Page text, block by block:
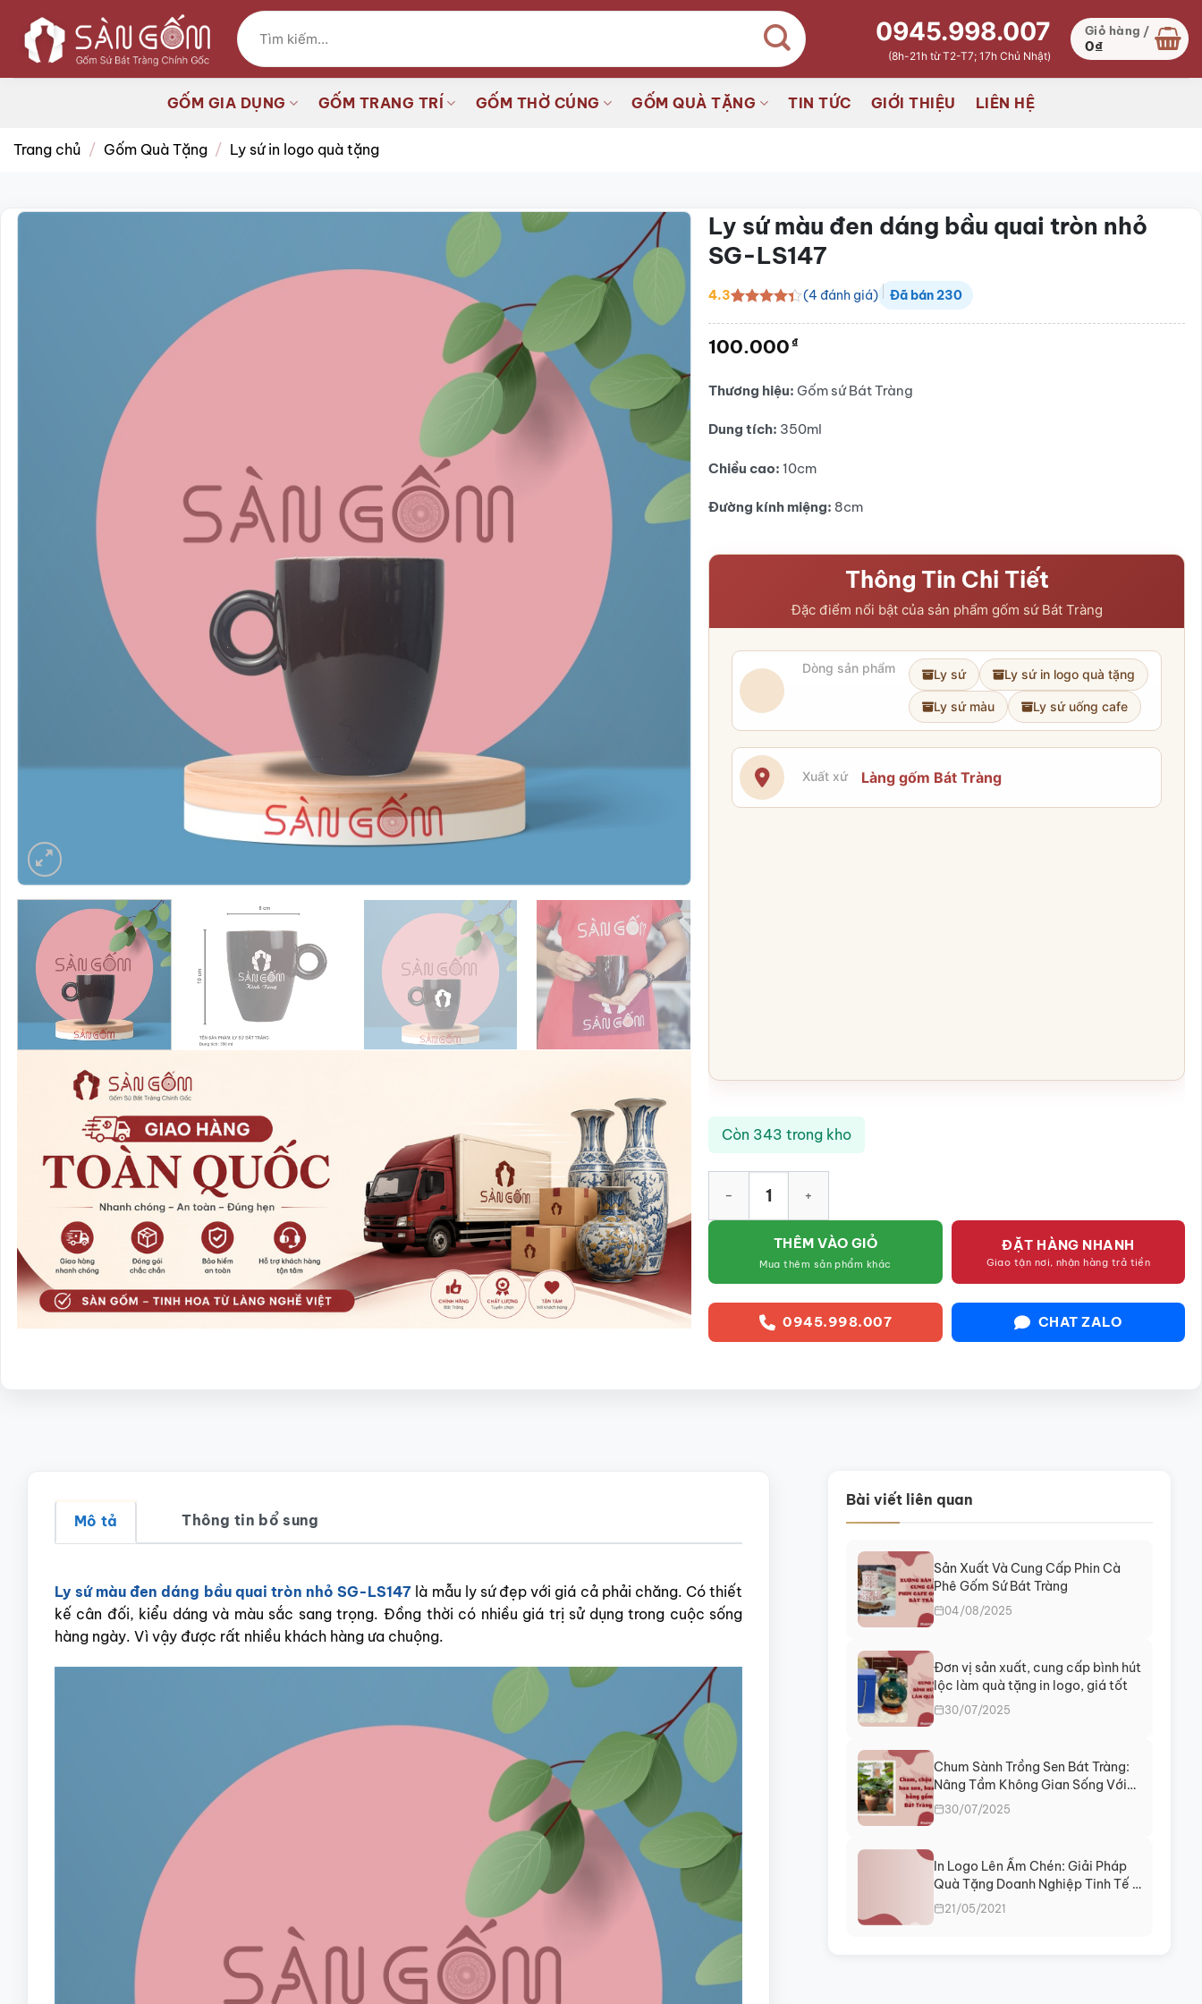
qua
dung
Tìm
kiếm:
0945.998.007
(8h-21h từ T2-T7; 17h Chủ Nhật)
Giỏ hàng /
0₫
GỐM GIA DỤNG GỐM TRANG TRÍ GỐM THỜ CÚNG GỐM QUÀ TẶNG TIN TỨC GIỚI THIỆU LIÊN HỆ
Trang chủ / Gốm Quà Tặng / Ly sứ in logo quà tặng
Ly sứ màu đen dáng bầu quai tròn nhỏ
SG-LS147
4.3
đánh giá
(4 đánh giá) Đã bán230
100.000 ₫
Thương hiệu: Gốm sứ Bát Tràng
Dung tích: 350ml
Chiều cao: 10cm
Đường kính miệng: 8cm
Thông Tin Chi Tiết
Đặc điểm nổi bật của sản phẩm gốm sứ Bát Tràng
Dòng sản phẩm Ly sứ Ly sứ in logo quà tặng
Ly sứ màu Ly sứ uống cafe
Xuất xứ Làng gốm Bát Tràng
Còn 343 trong kho
THÊM VÀO GIỎ
Mua thêm sản phẩm khác
ĐẶT HÀNG NHANH
Giao tận nơi, nhận hàng trả tiền
0945.998.007 CHAT ZALO
Mô tả Thông tin bổ sung
Ly sứ màu đen dáng bầu quai tròn nhỏ SG-LS147 là mẫu ly sứ đẹp với giá cả phải chăng. Có thiết
kế cân đối, kiểu dáng và màu sắc sang trọng. Đồng thời có nhiều giá trị sử dụng trong cuộc sống
hàng ngày. Vì vậy được rất nhiều khách hàng ưa chuộng.
Bài viết liên quan
Sản Xuất Và Cung Cấp Phin Cà
Phê Gốm Sứ Bát Tràng
04/08/2025
Đơn vị sản xuất, cung cấp bình hút
lộc làm quà tặng in logo, giá tốt
30/07/2025
Chum Sành Trồng Sen Bát Tràng:
Nâng Tầm Không Gian Sống Với
Vẻ Đẹp Thanh Tịnh
30/07/2025
In Logo Lên Ấm Chén: Giải Pháp
Quà Tặng Doanh Nghiệp Tinh Tế &
Hiệu Quả
21/05/2021